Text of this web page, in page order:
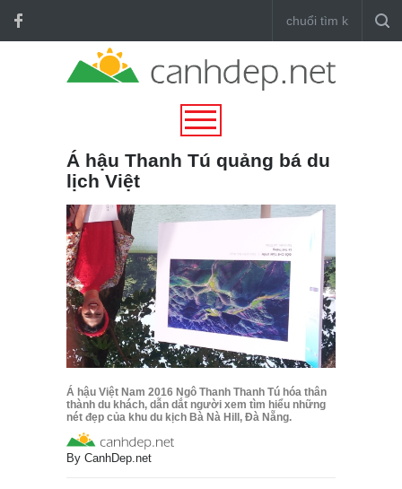
Á hậu Thanh Tú quảng bá du
lịch Việt
Á hậu Việt Nam 2016 Ngô Thanh Thanh Tú hóa thân
thành du khách, dẫn dắt người xem tìm hiểu những
nét đẹp của khu du kịch Bà Nà Hill, Đà Nẵng.
By CanhDep.net